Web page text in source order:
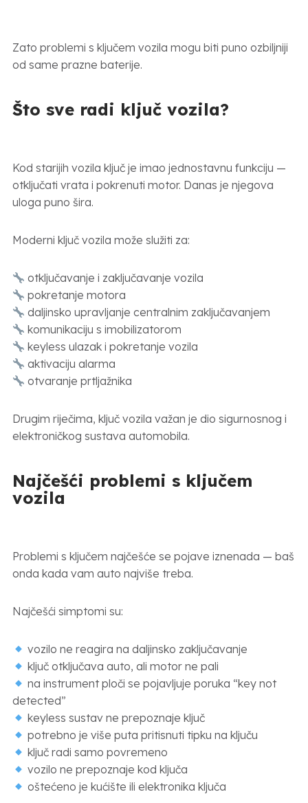
Zato problemi s ključem vozila mogu biti puno ozbiljniji
od same prazne baterije.
Što sve radi ključ vozila?
Kod starijih vozila ključ je imao jednostavnu funkciju —
otključati vrata i pokrenuti motor. Danas je njegova
uloga puno šira.
Moderni ključ vozila može služiti za:
otključavanje i zaključavanje vozila
pokretanje motora
daljinsko upravljanje centralnim zaključavanjem
komunikaciju s imobilizatorom
keyless ulazak i pokretanje vozila
aktivaciju alarma
otvaranje prtljažnika
Drugim riječima, ključ vozila važan je dio sigurnosnog i
elektroničkog sustava automobila.
Najčešći problemi s ključem
vozila
Problemi s ključem najčešće se pojave iznenada — baš
onda kada vam auto najviše treba.
Najčešći simptomi su:
vozilo ne reagira na daljinsko zaključavanje
ključ otključava auto, ali motor ne pali
na instrument ploči se pojavljuje poruka “key not
detected”
keyless sustav ne prepoznaje ključ
potrebno je više puta pritisnuti tipku na ključu
ključ radi samo povremeno
vozilo ne prepoznaje kod ključa
oštećeno je kućište ili elektronika ključa